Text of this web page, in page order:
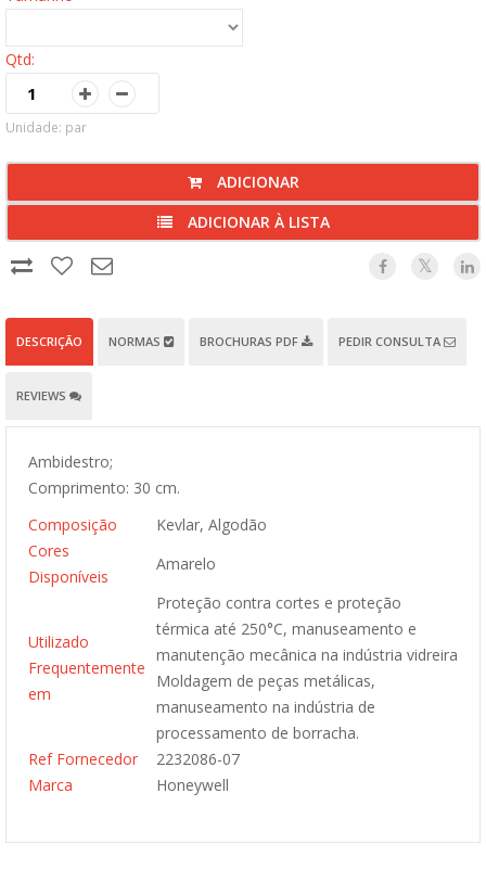
Qtd:
Unidade: par
ADICIONAR
ADICIONAR À LISTA
DESCRIÇÃO NORMAS BROCHURAS PDF PEDIR CONSULTA
REVIEWS
Ambidestro;
Comprimento: 30 cm.
Composição
Kevlar, Algodão
Cores
Disponíveis
Amarelo
Utilizado
Frequentemente
em
Proteção contra cortes e proteção
térmica até 250°C, manuseamento e
manutenção mecânica na indústria vidreira
Moldagem de peças metálicas,
manuseamento na indústria de
processamento de borracha.
Ref Fornecedor
2232086-07
Marca
Honeywell